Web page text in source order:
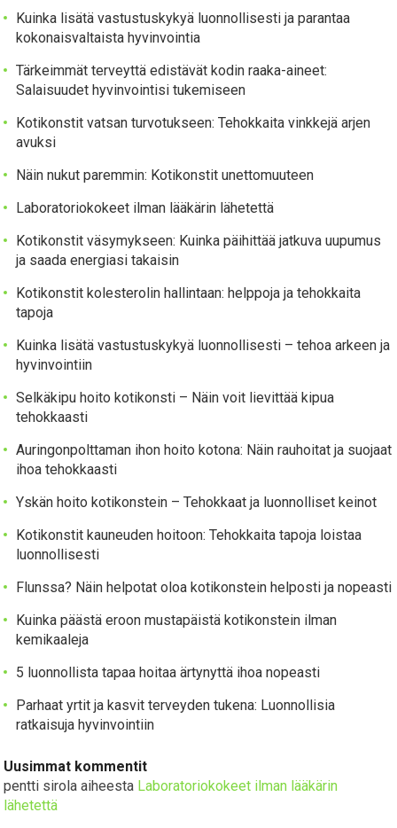
Kuinka lisätä vastustuskykyä luonnollisesti ja parantaa
kokonaisvaltaista hyvinvointia
Tärkeimmät terveyttä edistävät kodin raaka-aineet:
Salaisuudet hyvinvointisi tukemiseen
Kotikonstit vatsan turvotukseen: Tehokkaita vinkkejä arjen
avuksi
Näin nukut paremmin: Kotikonstit unettomuuteen
Laboratoriokokeet ilman lääkärin lähetettä
Kotikonstit väsymykseen: Kuinka päihittää jatkuva uupumus
ja saada energiasi takaisin
Kotikonstit kolesterolin hallintaan: helppoja ja tehokkaita
tapoja
Kuinka lisätä vastustuskykyä luonnollisesti – tehoa arkeen ja
hyvinvointiin
Selkäkipu hoito kotikonsti – Näin voit lievittää kipua
tehokkaasti
Auringonpolttaman ihon hoito kotona: Näin rauhoitat ja suojaat
ihoa tehokkaasti
Yskän hoito kotikonstein – Tehokkaat ja luonnolliset keinot
Kotikonstit kauneuden hoitoon: Tehokkaita tapoja loistaa
luonnollisesti
Flunssa? Näin helpotat oloa kotikonstein helposti ja nopeasti
Kuinka päästä eroon mustapäistä kotikonstein ilman
kemikaaleja
5 luonnollista tapaa hoitaa ärtynyttä ihoa nopeasti
Parhaat yrtit ja kasvit terveyden tukena: Luonnollisia
ratkaisuja hyvinvointiin
Uusimmat kommentit
pentti sirola aiheesta Laboratoriokokeet ilman lääkärin
lähetettä